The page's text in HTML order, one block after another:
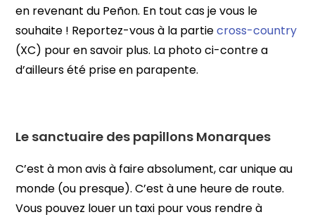
en revenant du Peñon. En tout cas je vous le
souhaite ! Reportez-vous à la partiecross-country
(XC) pour en savoir plus. La photo ci-contre a
d’ailleurs été prise en parapente.
Le sanctuaire des papillons Monarques
C’est à mon avis à faire absolument, car unique au
monde (ou presque). C’est à une heure de route.
Vous pouvez louer un taxi pour vous rendre à